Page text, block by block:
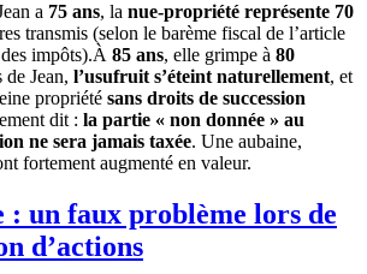
a 75 ans, la nue-propriété représente 70
transmis (selon le barème fiscal de l’article
impôts).À 85 ans, elle grimpe à 80
de Jean, l’usufruit s’éteint naturellement, et
propriété sans droits de succession
dit : la partie « non donnée » au
ne sera jamais taxée. Une aubaine,
fortement augmenté en valeur.
: un faux problème lors de
d’actions